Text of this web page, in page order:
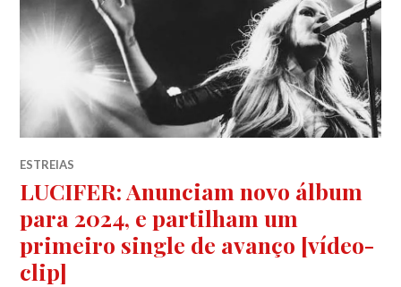
ESTREIAS
LUCIFER: Anunciam novo álbum
para 2024, e partilham um
primeiro single de avanço [vídeo-
clip]